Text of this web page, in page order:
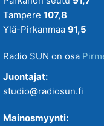
Tampere 107,8
Ylä-Pirkanmaa 91,5
Radio SUN on osa
Juontajat:
studio@radiosun.fi
Mainosmyynti: